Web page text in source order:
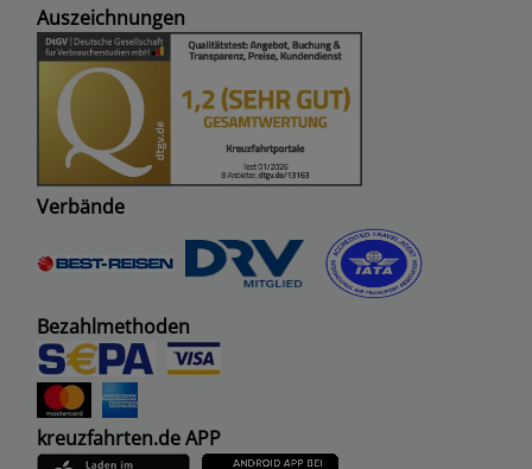
Auszeichnungen
Verbände
Bezahlmethoden
kreuzfahrten.de APP